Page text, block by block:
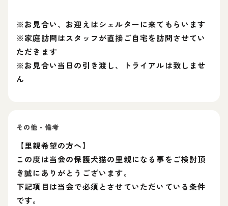
※お見合い、お迎えはシェルターに来てもらいます
※家庭訪問はスタッフが直接ご自宅を訪問させてい
ただきます
※お見合い当日の引き渡し、トライアルは致しませ
ん
その他・備考
【里親希望の方へ】
この度は当会の保護犬猫の里親になる事をご検討頂
き誠にありがとうございます。
下記項目は当会で必須とさせていただいている条件
です。